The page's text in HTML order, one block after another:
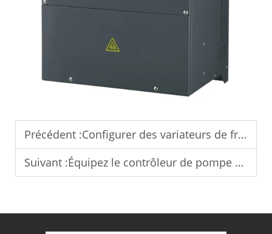
Précédent :Configurer des variateurs de fréquence pour les projets de pompes solaires en Inde.
Suivant :Équipez le contrôleur de pompe solaire pour les systèmes d’alimentation en eau solaire hors réseau.